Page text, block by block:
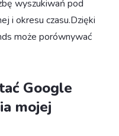
wyszukiwań pod
i okresu czasu.Dzięki
może porównywać
Google
mojej